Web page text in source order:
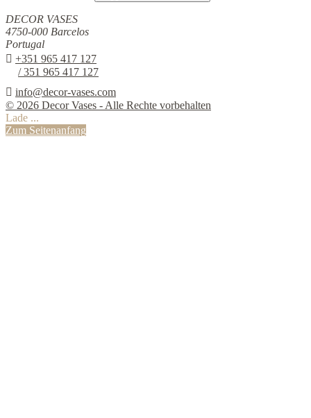
DECOR VASES
4750-000 Barcelos
Portugal
 +351 965 417 127
/ 351 965 417 127
 info@decor-vases.com
© 2026 Decor Vases - Alle Rechte vorbehalten
Lade ...
Zum Seitenanfang